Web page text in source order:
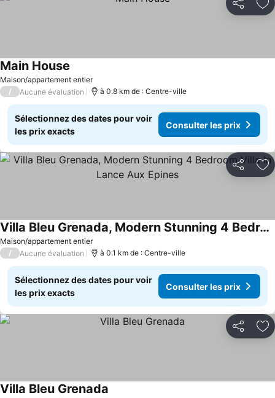
Partager
Maison/appartement entier
Main House
/ Aucune évaluation à 0.8 km de : Centre-ville
Sélectionnez des dates pour voir
les prix exacts
Consulter les prix
Partager
Maison/appartement entier
Villa Bleu Grenada, Modern Stunning 4 Bedroom Villa In Lance Aux Epines
/ Aucune évaluation à 0.1 km de : Centre-ville
Sélectionnez des dates pour voir
les prix exacts
Consulter les prix
Partager
Villa Bleu Grenada